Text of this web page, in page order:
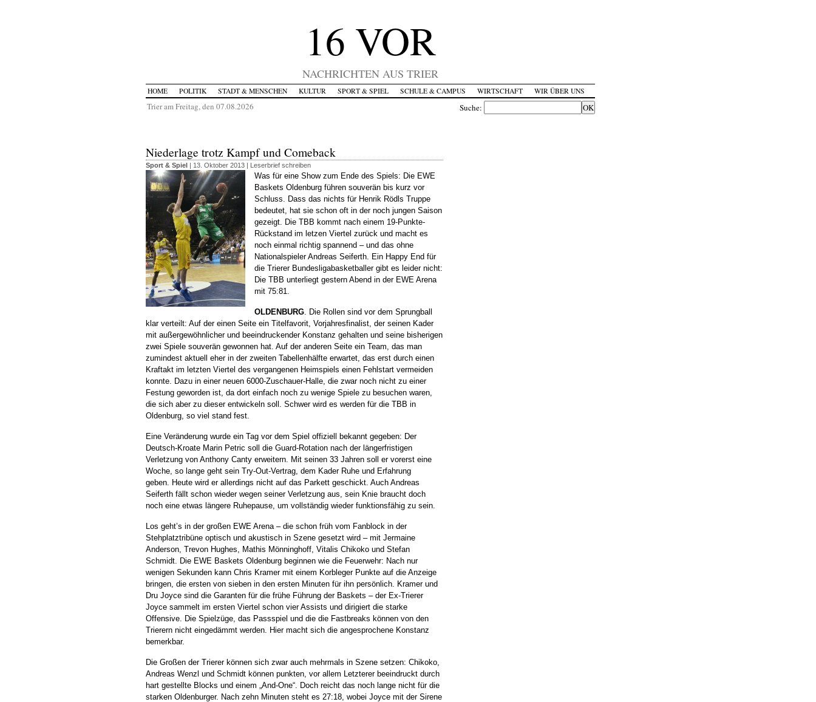
16 VOR
NACHRICHTEN AUS TRIER
HOME POLITIK STADT & MENSCHEN KULTUR SPORT & SPIEL SCHULE & CAMPUS WIRTSCHAFT WIR ÜBER UNS
Trier am Freitag, den 07.08.2026 Suche:
Niederlage trotz Kampf und Comeback
Sport & Spiel | 13. Oktober 2013 | Leserbrief schreiben
Was für eine Show zum Ende des Spiels: Die EWE
Baskets Oldenburg führen souverän bis kurz vor
Schluss. Dass das nichts für Henrik Rödls Truppe
bedeutet, hat sie schon oft in der noch jungen Saison
gezeigt. Die TBB kommt nach einem 19-Punkte-
Rückstand im letzen Viertel zurück und macht es
noch einmal richtig spannend – und das ohne
Nationalspieler Andreas Seiferth. Ein Happy End für
die Trierer Bundesligabasketballer gibt es leider nicht:
Die TBB unterliegt gestern Abend in der EWE Arena
mit 75:81.
OLDENBURG. Die Rollen sind vor dem Sprungball
klar verteilt: Auf der einen Seite ein Titelfavorit, Vorjahresfinalist, der seinen Kader
mit außergewöhnlicher und beeindruckender Konstanz gehalten und seine bisherigen
zwei Spiele souverän gewonnen hat. Auf der anderen Seite ein Team, das man
zumindest aktuell eher in der zweiten Tabellenhälfte erwartet, das erst durch einen
Kraftakt im letzten Viertel des vergangenen Heimspiels einen Fehlstart vermeiden
konnte. Dazu in einer neuen 6000-Zuschauer-Halle, die zwar noch nicht zu einer
Festung geworden ist, da dort einfach noch zu wenige Spiele zu besuchen waren,
die sich aber zu dieser entwickeln soll. Schwer wird es werden für die TBB in
Oldenburg, so viel stand fest.
Eine Veränderung wurde ein Tag vor dem Spiel offiziell bekannt gegeben: Der
Deutsch-Kroate Marin Petric soll die Guard-Rotation nach der längerfristigen
Verletzung von Anthony Canty erweitern. Mit seinen 33 Jahren soll er vorerst eine
Woche, so lange geht sein Try-Out-Vertrag, dem Kader Ruhe und Erfahrung
geben. Heute wird er allerdings nicht auf das Parkett geschickt. Auch Andreas
Seiferth fällt schon wieder wegen seiner Verletzung aus, sein Knie braucht doch
noch eine etwas längere Ruhepause, um vollständig wieder funktionsfähig zu sein.
Los geht’s in der großen EWE Arena – die schon früh vom Fanblock in der
Stehplatztribüne optisch und akustisch in Szene gesetzt wird – mit Jermaine
Anderson, Trevon Hughes, Mathis Mönninghoff, Vitalis Chikoko und Stefan
Schmidt. Die EWE Baskets Oldenburg beginnen wie die Feuerwehr: Nach nur
wenigen Sekunden kann Chris Kramer mit einem Korbleger Punkte auf die Anzeige
bringen, die ersten von sieben in den ersten Minuten für ihn persönlich. Kramer und
Dru Joyce sind die Garanten für die frühe Führung der Baskets – der Ex-Trierer
Joyce sammelt im ersten Viertel schon vier Assists und dirigiert die starke
Offensive. Die Spielzüge, das Passspiel und die die Fastbreaks können von den
Trierern nicht eingedämmt werden. Hier macht sich die angesprochene Konstanz
bemerkbar.
Die Großen der Trierer können sich zwar auch mehrmals in Szene setzen: Chikoko,
Andreas Wenzl und Schmidt können punkten, vor allem Letzterer beeindruckt durch
hart gestellte Blocks und einem „And-One“. Doch reicht das noch lange nicht für die
starken Oldenburger. Nach zehn Minuten steht es 27:18, wobei Joyce mit der Sirene